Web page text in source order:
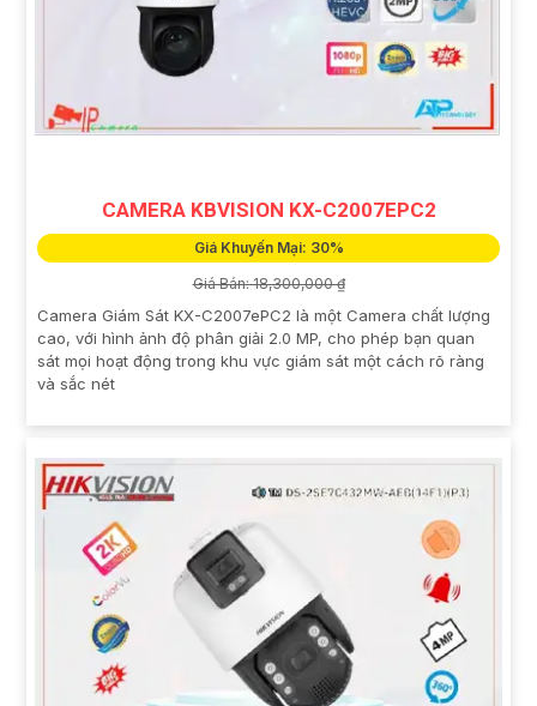
CAMERA KBVISION KX-C2007EPC2
Giá Khuyến Mại: 30%
Giá Bán: 18,300,000 ₫
Camera Giám Sát KX-C2007ePC2 là một Camera chất lượng
cao, với hình ảnh độ phân giải 2.0 MP, cho phép bạn quan
sát mọi hoạt động trong khu vực giám sát một cách rõ ràng
và sắc nét